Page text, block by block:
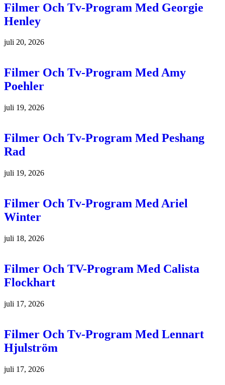
Filmer Och Tv-Program Med Georgie
Henley
juli 20, 2026
Filmer Och Tv-Program Med Amy
Poehler
juli 19, 2026
Filmer Och Tv-Program Med Peshang
Rad
juli 19, 2026
Filmer Och Tv-Program Med Ariel
Winter
juli 18, 2026
Filmer Och TV-Program Med Calista
Flockhart
juli 17, 2026
Filmer Och Tv-Program Med Lennart
Hjulström
juli 17, 2026